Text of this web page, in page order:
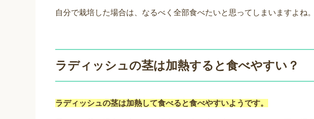
自分で栽培した場合は、なるべく全部食べたいと思ってしまいますよね。
ラディッシュの茎は加熱すると食べやすい？
ラディッシュの茎は加熱して食べると食べやすいようです。